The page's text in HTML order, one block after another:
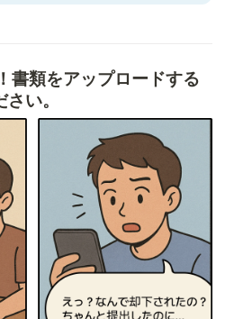
書類をアップロードする
い。